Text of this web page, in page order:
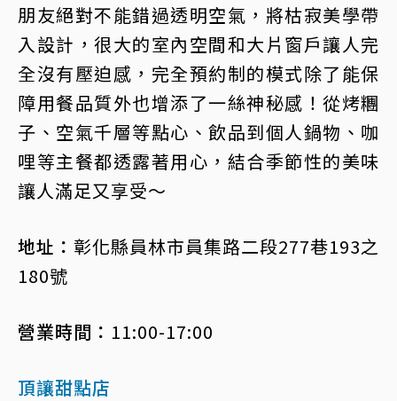
朋友絕對不能錯過透明空氣，將枯寂美學帶
入設計，很大的室內空間和大片窗戶讓人完
全沒有壓迫感，完全預約制的模式除了能保
障用餐品質外也增添了一絲神秘感！從烤糰
子、空氣千層等點心、飲品到個人鍋物、咖
哩等主餐都透露著用心，結合季節性的美味
讓人滿足又享受～
地址： 彰化縣員林市員集路二段277巷193之
180號
營業時間： 11:00-17:00
頂讓甜點店